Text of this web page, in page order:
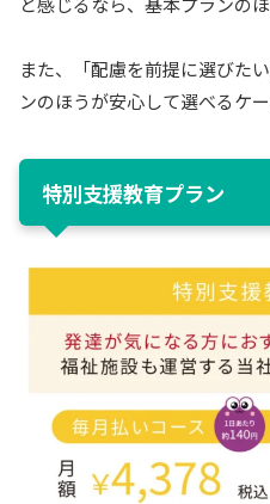
また、「配慮を前提に選びた
ンのほうが安心して選べるケー
特別支援教育プラン